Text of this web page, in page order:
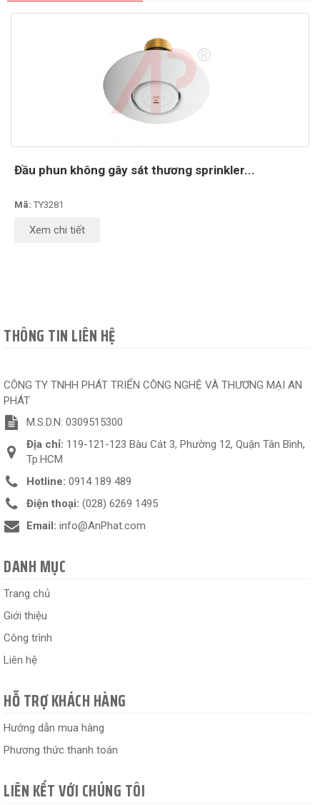
Đầu phun không gây sát thương sprinkler...
Mã: TY3281
Xem chi tiết
THÔNG TIN LIÊN HỆ
CÔNG TY TNHH PHÁT TRIỂN CÔNG NGHỆ VÀ THƯƠNG MẠI AN
PHÁT
M.S.D.N: 0309515300
Địa chỉ: 119-121-123 Bàu Cát 3, Phường 12, Quận Tân Bình,
Tp.HCM
Hotline: 0914 189 489
Điện thoại: (028) 6269 1495
Email: info@AnPhat.com
DANH MỤC
Trang chủ
Giới thiệu
Công trình
Liên hệ
HỖ TRỢ KHÁCH HÀNG
Hướng dẫn mua hàng
Phương thức thanh toán
LIÊN KẾT VỚI CHÚNG TÔI